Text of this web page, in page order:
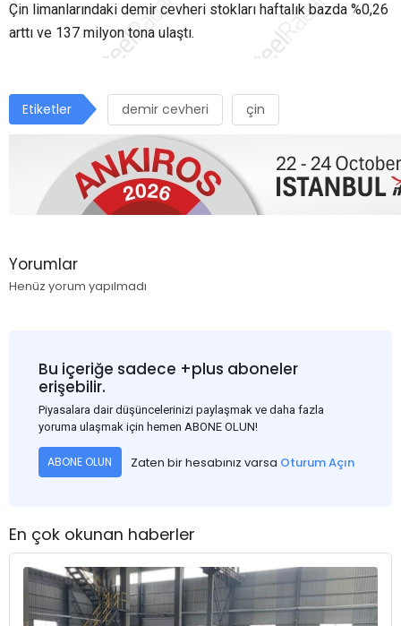
Çin limanlarındaki demir cevheri stokları haftalık bazda %0,26
arttı ve 137 milyon tona ulaştı.
Etiketler demir cevheri çin
Yorumlar
Henüz yorum yapılmadı
Bu içeriğe sadece +plus aboneler
erişebilir.
Piyasalara dair düşüncelerinizi paylaşmak ve daha fazla
yoruma ulaşmak için hemen ABONE OLUN!
ABONE OLUN Zaten bir hesabınız varsa Oturum Açın
En çok okunan haberler